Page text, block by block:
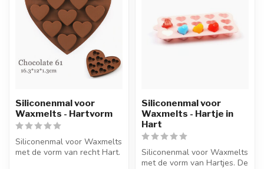
Siliconenmal voor
Waxmelts - Hartvorm
Siliconenmal voor Waxmelts
met de vorm van recht Hart.
Siliconenmal voor
Waxmelts - Hartje in
Hart
Siliconenmal voor Waxmelts
met de vorm van Hartjes. De